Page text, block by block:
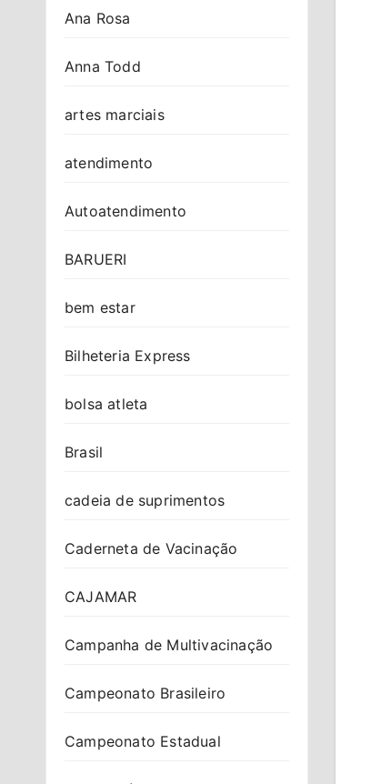
Ana Rosa
Anna Todd
artes marciais
atendimento
Autoatendimento
BARUERI
bem estar
Bilheteria Express
bolsa atleta
Brasil
cadeia de suprimentos
Caderneta de Vacinação
CAJAMAR
Campanha de Multivacinação
Campeonato Brasileiro
Campeonato Estadual